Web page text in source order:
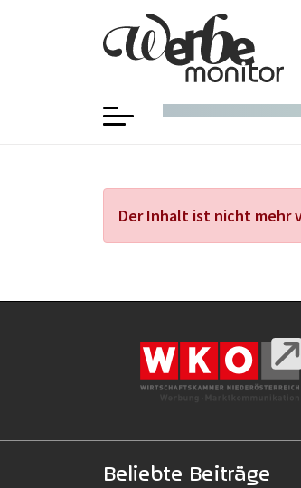
Der Inhalt ist nicht mehr
Beliebte Beiträge